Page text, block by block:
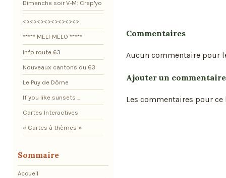
Commentaires
Aucun commentaire pour
Ajouter un commentaire
Les commentaires pour
Dimanche soir V-M: Crep'yo
<><><><><><><><>
***** MELI-MELO *****
Info route 63
Nouveaux cantons du 63
Le Puy de Dôme
If you like sunsets ...
Cartes Interactives
« Cartes à thèmes »
Sommaire
Accueil